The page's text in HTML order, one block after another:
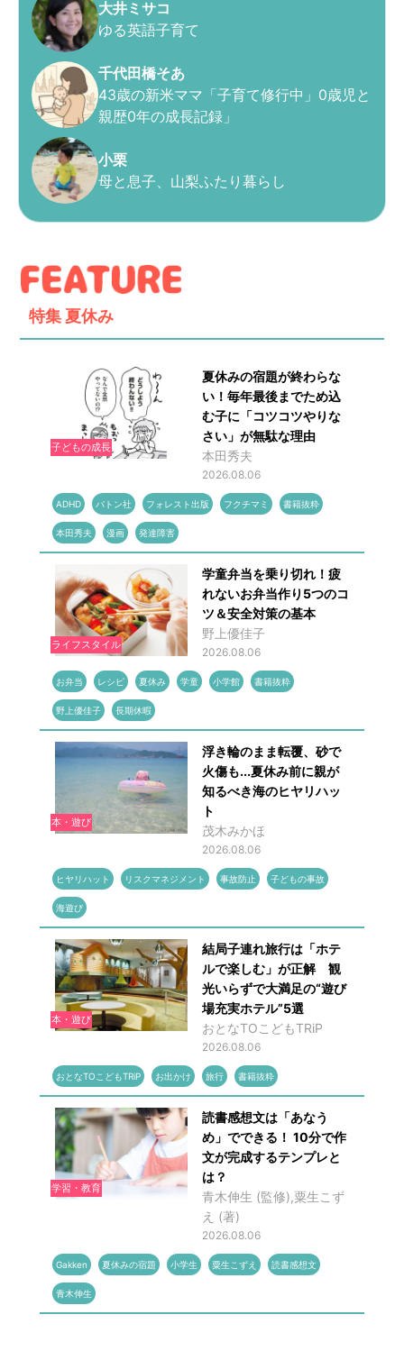
大井ミサコ
ゆる英語子育て
千代田橋そあ
43歳の新米ママ「子育て修行中」0歳児と
親歴0年の成長記録」
小栗
母と息子、山梨ふたり暮らし
特集 夏休み
子どもの成長
夏休みの宿題が終わらな
い！毎年最後までため込
む子に「コツコツやりな
さい」が無駄な理由
本田秀夫
2026.08.06
ADHD バトン社 フォレスト出版 フクチマミ 書籍抜粋
本田秀夫 漫画 発達障害
ライフスタイル
学童弁当を乗り切れ！疲
れないお弁当作り5つのコ
ツ＆安全対策の基本
野上優佳子
2026.08.06
お弁当 レシピ 夏休み 学童 小学館 書籍抜粋
野上優佳子 長期休暇
本・遊び
浮き輪のまま転覆、砂で
火傷も...夏休み前に親が
知るべき海のヒヤリハッ
ト
茂木みかほ
2026.08.06
ヒヤリハット リスクマネジメント 事故防止 子どもの事故
海遊び
本・遊び
結局子連れ旅行は「ホテ
ルで楽しむ」が正解 観
光いらずで大満足の“遊び
場充実ホテル”5選
おとなTOこどもTRiP
2026.08.06
おとなTOこどもTRiP お出かけ 旅行 書籍抜粋
学習・教育
読書感想文は「あなう
め」でできる！ 10分で作
文が完成するテンプレと
は？
青木伸生 (監修),粟生こず
え (著)
2026.08.06
Gakken 夏休みの宿題 小学生 粟生こずえ 読書感想文
青木伸生